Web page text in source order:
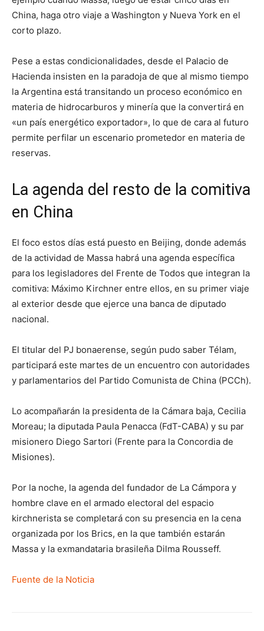
China, haga otro viaje a Washington y Nueva York en el
corto plazo.
Pese a estas condicionalidades, desde el Palacio de
Hacienda insisten en la paradoja de que al mismo tiempo
la Argentina está transitando un proceso económico en
materia de hidrocarburos y minería que la convertirá en
«un país energético exportador», lo que de cara al futuro
permite perfilar un escenario prometedor en materia de
reservas.
La agenda del resto de la comitiva
en China
El foco estos días está puesto en Beijing, donde además
de la actividad de Massa habrá una agenda específica
para los legisladores del Frente de Todos que integran la
comitiva: Máximo Kirchner entre ellos, en su primer viaje
al exterior desde que ejerce una banca de diputado
nacional.
El titular del PJ bonaerense, según pudo saber Télam,
participará este martes de un encuentro con autoridades
y parlamentarios del Partido Comunista de China (PCCh).
Lo acompañarán la presidenta de la Cámara baja, Cecilia
Moreau; la diputada Paula Penacca (FdT-CABA) y su par
misionero Diego Sartori (Frente para la Concordia de
Misiones).
Por la noche, la agenda del fundador de La Cámpora y
hombre clave en el armado electoral del espacio
kirchnerista se completará con su presencia en la cena
organizada por los Brics, en la que también estarán
Massa y la exmandataria brasileña Dilma Rousseff.
Fuente de la Noticia